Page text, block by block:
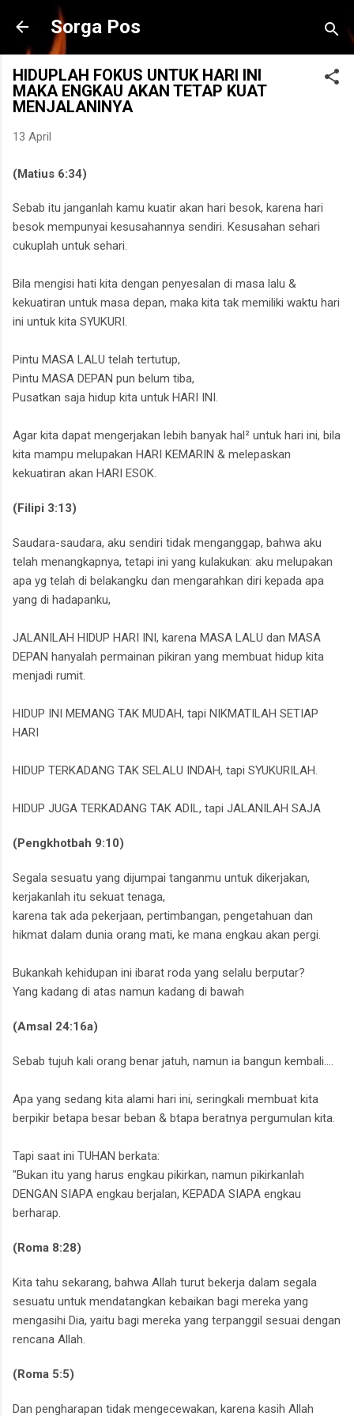
Langsung ke konten utama
Sorga Pos
HIDUPLAH FOKUS UNTUK HARI INI
MAKA ENGKAU AKAN TETAP KUAT
MENJALANINYA
13 April
(Matius 6:34)
Sebab itu janganlah kamu kuatir akan hari besok, karena hari
besok mempunyai kesusahannya sendiri. Kesusahan sehari
cukuplah untuk sehari.
Bila mengisi hati kita dengan penyesalan di masa lalu &
kekuatiran untuk masa depan, maka kita tak memiliki waktu hari
ini untuk kita SYUKURI.
Pintu MASA LALU telah tertutup,‎
Pintu MASA DEPAN pun belum tiba,‎
Pusatkan saja hidup kita untuk HARI INI.
Agar kita dapat mengerjakan lebih banyak hal² untuk hari ini, bila
kita mampu melupakan HARI KEMARIN & melepaskan
kekuatiran akan HARI ESOK.
(Filipi 3:13)
Saudara-saudara, aku sendiri tidak menganggap, bahwa aku
telah menangkapnya, tetapi ini yang kulakukan: aku melupakan
apa yg telah di belakangku dan mengarahkan diri kepada apa
yang di hadapanku,
JALANILAH HIDUP HARI INI, karena MASA LALU dan MASA
DEPAN hanyalah permainan pikiran yang membuat hidup kita
menjadi rumit.‎
HIDUP INI MEMANG TAK MUDAH, tapi NIKMATILAH SETIAP
HARI
HIDUP TERKADANG TAK SELALU INDAH, tapi SYUKURILAH.
HIDUP JUGA TERKADANG TAK ADIL, tapi JALANILAH SAJA
(Pengkhotbah 9:10)
Segala sesuatu yang dijumpai tanganmu untuk dikerjakan,
kerjakanlah itu sekuat tenaga,
karena tak ada pekerjaan, pertimbangan, pengetahuan dan
hikmat dalam dunia orang mati, ke mana engkau akan pergi.
Bukankah kehidupan ini ibarat roda yang selalu berputar?
Yang kadang di atas namun kadang di bawah
(Amsal 24:16a)
Sebab tujuh kali orang benar jatuh, namun ia bangun kembali....
Apa yang sedang kita alami hari ini, seringkali membuat kita
berpikir betapa besar beban & btapa beratnya pergumulan kita.
Tapi saat ini TUHAN berkata:
"Bukan itu yang harus engkau pikirkan,‎ namun pikirkanlah
DENGAN SIAPA engkau berjalan,‎ KEPADA SIAPA engkau
berharap.
(Roma 8:28)
Kita tahu sekarang, bahwa Allah turut bekerja dalam segala
sesuatu untuk mendatangkan kebaikan bagi mereka yang
mengasihi Dia, yaitu bagi mereka yang terpanggil sesuai dengan
rencana Allah.
(Roma 5:5)
Dan pengharapan tidak mengecewakan, karena kasih Allah